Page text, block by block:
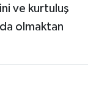
ve kurtuluş
olmaktan